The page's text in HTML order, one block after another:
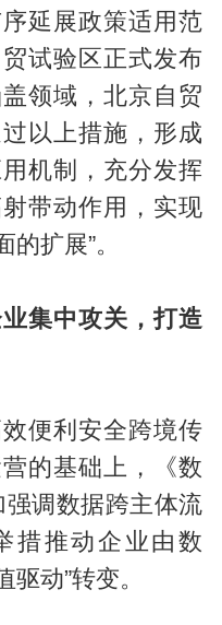
延展政策适用范
试验区正式发布
领域，北京自贸
以上措施，形成
机制，充分发挥
带动作用，实现
的扩展”。
集中攻关，打造
便利安全跨境传
的基础上，《数
调数据跨主体流
措推动企业由数
驱动”转变。